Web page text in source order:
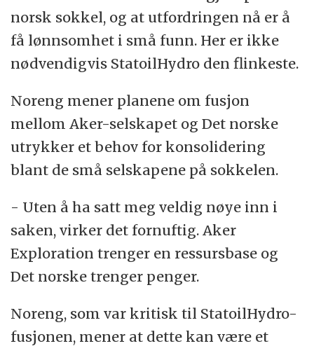
norsk sokkel, og at utfordringen nå er å
få lønnsomhet i små funn. Her er ikke
nødvendigvis StatoilHydro den flinkeste.
Noreng mener planene om fusjon
mellom Aker-selskapet og Det norske
utrykker et behov for konsolidering
blant de små selskapene på sokkelen.
- Uten å ha satt meg veldig nøye inn i
saken, virker det fornuftig. Aker
Exploration trenger en ressursbase og
Det norske trenger penger.
Noreng, som var kritisk til StatoilHydro-
fusjonen, mener at dette kan være et